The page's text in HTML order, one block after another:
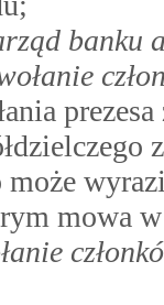
banku
prezesa
mowa